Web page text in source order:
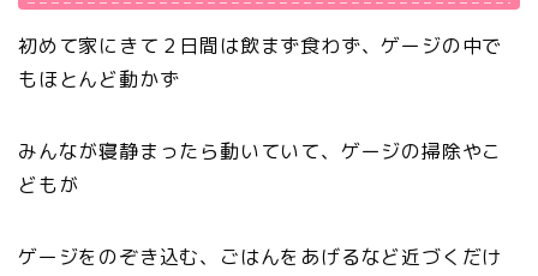
初めて家にきて２日間は飲まず食わず、ゲージの中で
もほとんど動かず
みんなが寝静まったら動いていて、ゲージの掃除やこ
どもが
ゲージをのぞき込む、ごはんをあげるなど近づくだけ